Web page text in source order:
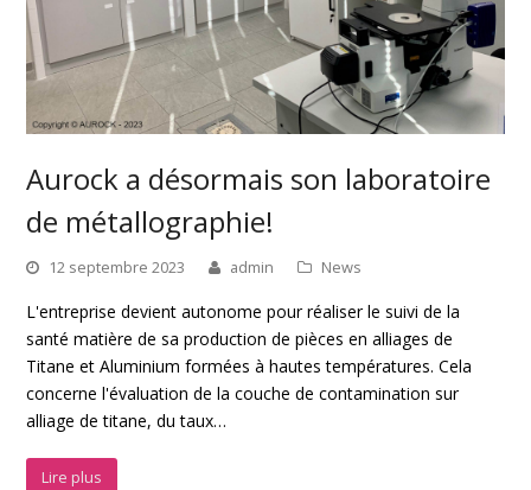
Aurock a désormais son laboratoire
de métallographie!
12 septembre 2023 admin News
L'entreprise devient autonome pour réaliser le suivi de la
santé matière de sa production de pièces en alliages de
Titane et Aluminium formées à hautes températures. Cela
concerne l'évaluation de la couche de contamination sur
alliage de titane, du taux…
Lire plus